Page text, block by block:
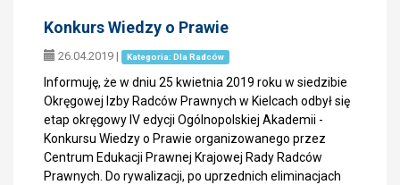
Konkurs Wiedzy o Prawie
26.04.2019 | Kategoria: Dla Radców
Informuję, że w dniu 25 kwietnia 2019 roku w siedzibie
Okręgowej Izby Radców Prawnych w Kielcach odbył się
etap okręgowy IV edycji Ogólnopolskiej Akademii -
Konkursu Wiedzy o Prawie organizowanego przez
Centrum Edukacji Prawnej Krajowej Rady Radców
Prawnych. Do rywalizacji, po uprzednich eliminacjach